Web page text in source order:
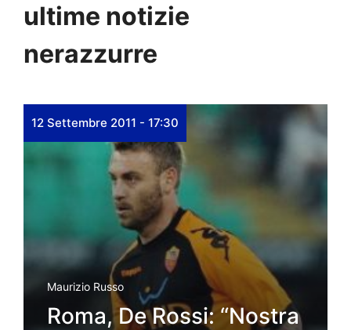
ultime notizie
nerazzurre
12 Settembre 2011 - 17:30
Maurizio Russo
Roma, De Rossi: “Nostra